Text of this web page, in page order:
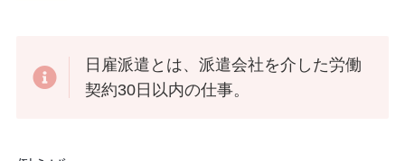
日雇派遣とは、派遣会社を介した労働
契約30日以内の仕事。